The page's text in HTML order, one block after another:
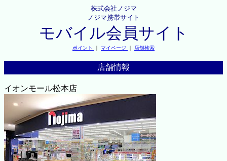
株式会社ノジマ
ノジマ携帯サイト
モバイル会員サイト
ポイント ｜ マイページ ｜ 店舗検索
店舗情報
イオンモール松本店